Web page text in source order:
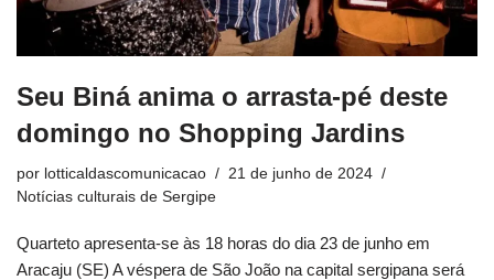
Seu Biná anima o arrasta-pé deste
domingo no Shopping Jardins
por lotticaldascomunicacao
21 de junho de 2024
Notícias culturais de Sergipe
Quarteto apresenta-se às 18 horas do dia 23 de junho em
Aracaju (SE) A véspera de São João na capital sergipana será